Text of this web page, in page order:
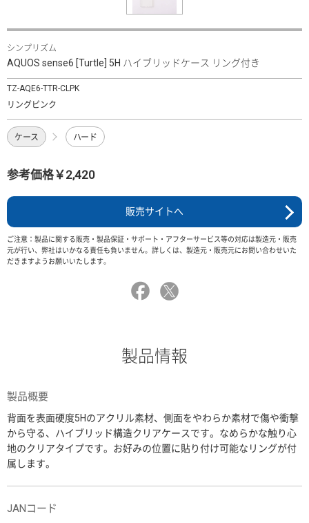
シンプリズム
AQUOS sense6 [Turtle] 5H ハイブリッドケース リング付き
TZ-AQE6-TTR-CLPK
リングピンク
ケース ハード
参考価格￥2,420
販売サイトへ
ご注意：製品に関する販売・製品保証・サポート・アフターサービス等の対応は製造元・販売
元が行い、弊社はいかなる責任も負いません。詳しくは、製造元・販売元にお問い合わせいた
だきますようお願いいたします。
製品情報
製品概要
背面を表面硬度5Hのアクリル素材、側面をやわらか素材で傷や衝撃
から守る、ハイブリッド構造クリアケースです。なめらかな触り心
地のクリアタイプです。お好みの位置に貼り付け可能なリングが付
属します。
JANコード